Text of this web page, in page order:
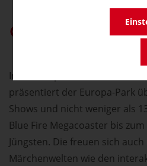
germany.travel bei Google
In 16 europäische
präsentiert der Europa-Park
Shows und nicht weniger als
Blue Fire Megacoaster bis
Jüngsten. Die freuen sich
Märchenwelten wie den